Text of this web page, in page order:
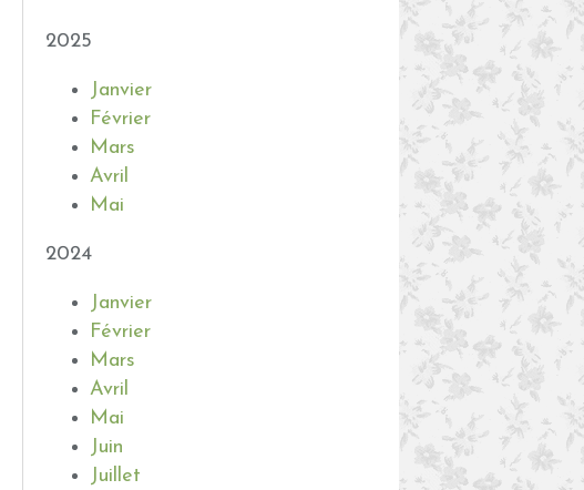
2025
Janvier
Février
Mars
Avril
Mai
2024
Janvier
Février
Mars
Avril
Mai
Juin
Juillet